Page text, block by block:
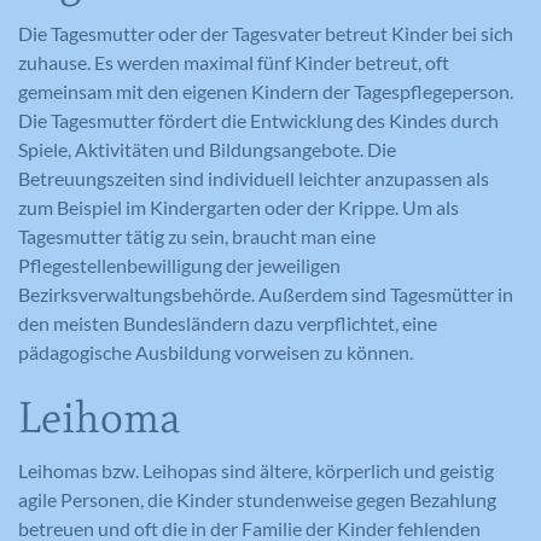
Die Tagesmutter oder der Tagesvater betreut Kinder bei sich
zuhause. Es werden maximal fünf Kinder betreut, oft
gemeinsam mit den eigenen Kindern der Tagespflegeperson.
Die Tagesmutter fördert die Entwicklung des Kindes durch
Spiele, Aktivitäten und Bildungsangebote. Die
Betreuungszeiten sind individuell leichter anzupassen als
zum Beispiel im Kindergarten oder der Krippe. Um als
Tagesmutter tätig zu sein, braucht man eine
Pflegestellenbewilligung der jeweiligen
Bezirksverwaltungsbehörde. Außerdem sind Tagesmütter in
den meisten Bundesländern dazu verpflichtet, eine
pädagogische Ausbildung vorweisen zu können.
Leihoma
Leihomas bzw. Leihopas sind ältere, körperlich und geistig
agile Personen, die Kinder stundenweise gegen Bezahlung
betreuen und oft die in der Familie der Kinder fehlenden